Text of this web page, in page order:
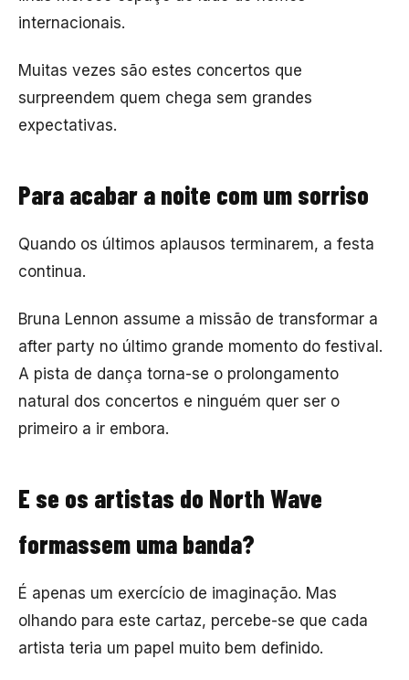
internacionais.
Muitas vezes são estes concertos que
surpreendem quem chega sem grandes
expectativas.
Para acabar a noite com um sorriso
Quando os últimos aplausos terminarem, a festa
continua.
Bruna Lennon assume a missão de transformar a
after party no último grande momento do festival.
A pista de dança torna-se o prolongamento
natural dos concertos e ninguém quer ser o
primeiro a ir embora.
E se os artistas do North Wave
formassem uma banda?
É apenas um exercício de imaginação. Mas
olhando para este cartaz, percebe-se que cada
artista teria um papel muito bem definido.